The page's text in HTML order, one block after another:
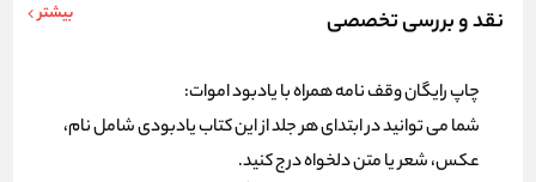
نقد و بررسی تخصصی بیشتر
چاپ رایگان وقف نامه همراه با یادبود اموات:
شما می توانید در ابتدای هر جلد از این کتاب یادبودی شامل نام،
عکس، شعر یا متن دلخواه درج کنید.